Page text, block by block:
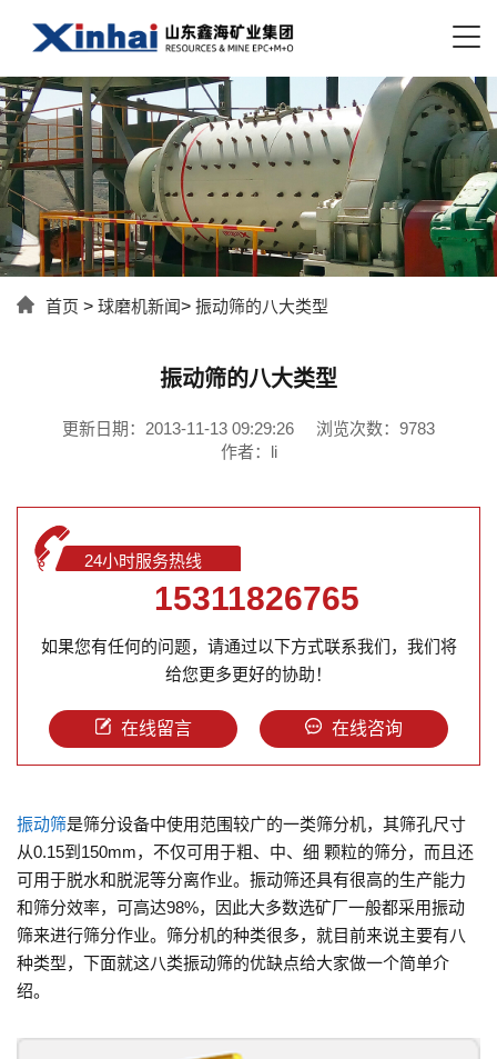
首页 > 球磨机新闻> 振动筛的八大类型
振动筛的八大类型
更新日期：2013-11-13 09:29:26
浏览次数：9783
作者：li
24小时服务热线
15311826765
如果您有任何的问题，请通过以下方式联系我们，我们将
给您更多更好的协助！
在线留言 在线咨询
振动筛是筛分设备中使用范围较广的一类筛分机，其筛孔尺寸
从0.15到150mm，不仅可用于粗、中、细 颗粒的筛分，而且还
可用于脱水和脱泥等分离作业。振动筛还具有很高的生产能力
和筛分效率，可高达98%，因此大多数选矿厂一般都采用振动
筛来进行筛分作业。筛分机的种类很多，就目前来说主要有八
种类型，下面就这八类振动筛的优缺点给大家做一个简单介
绍。